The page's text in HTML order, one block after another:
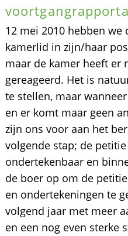
12 mei 2010 hebben
kamerlid in zijn/haar
maar de kamer heeft er
gereageerd. Het is
te stellen, maar
en er komt maar geen
zijn ons voor aan het
volgende stap; de
ondertekenbaar en
de boer op om de
en ondertekeningen te
volgend jaar met meer
en een nog even sterke